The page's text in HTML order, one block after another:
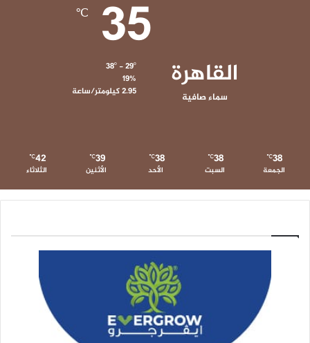
القاهرة
سماء صافية
35
℃
19%
2.95 كيلومتر/ساعة
38
℃
الجمعة
38
℃
السبت
38
℃
الأحد
39
℃
الأثنين
42
℃
الثلاثاء